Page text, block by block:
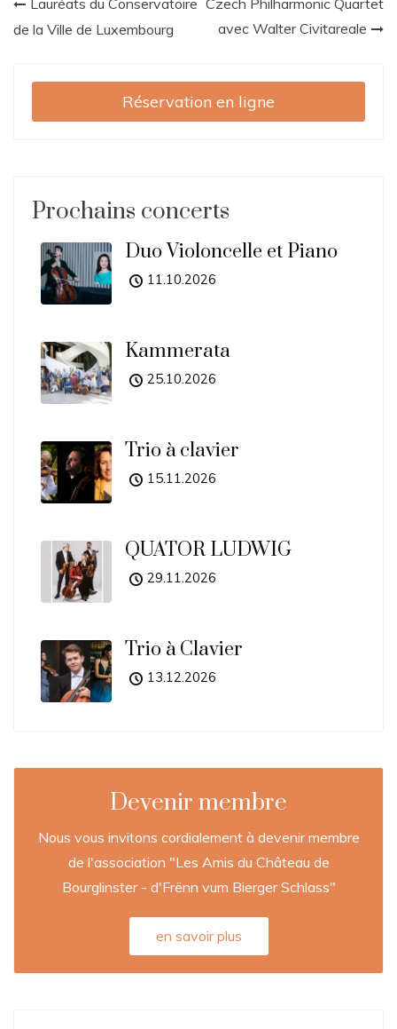
Navigation
de
l’article
de la Ville de Luxembourg
avec Walter Civitareale
Réservation en ligne
Prochains concerts
Duo Violoncelle et Piano
11.10.2026
Kammerata
25.10.2026
Trio à clavier
15.11.2026
QUATOR LUDWIG
29.11.2026
Trio à Clavier
13.12.2026
Devenir membre
Nous vous invitons cordialement à devenir membre
de l'association "Les Amis du Château de
Bourglinster - d'Frënn vum Bierger Schlass"
en savoir plus